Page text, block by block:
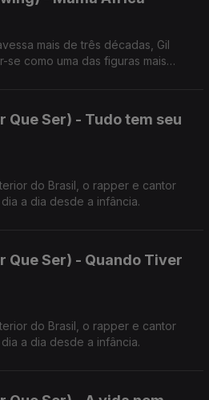
mais de três décadas, Gil
se como uma das figuras mais
Que Ser) - Tudo tem seu
do Brasil, o rapper e cantor
a dia desde a infância.
Que Ser) - Quando Tiver
do Brasil, o rapper e cantor
a dia desde a infância.